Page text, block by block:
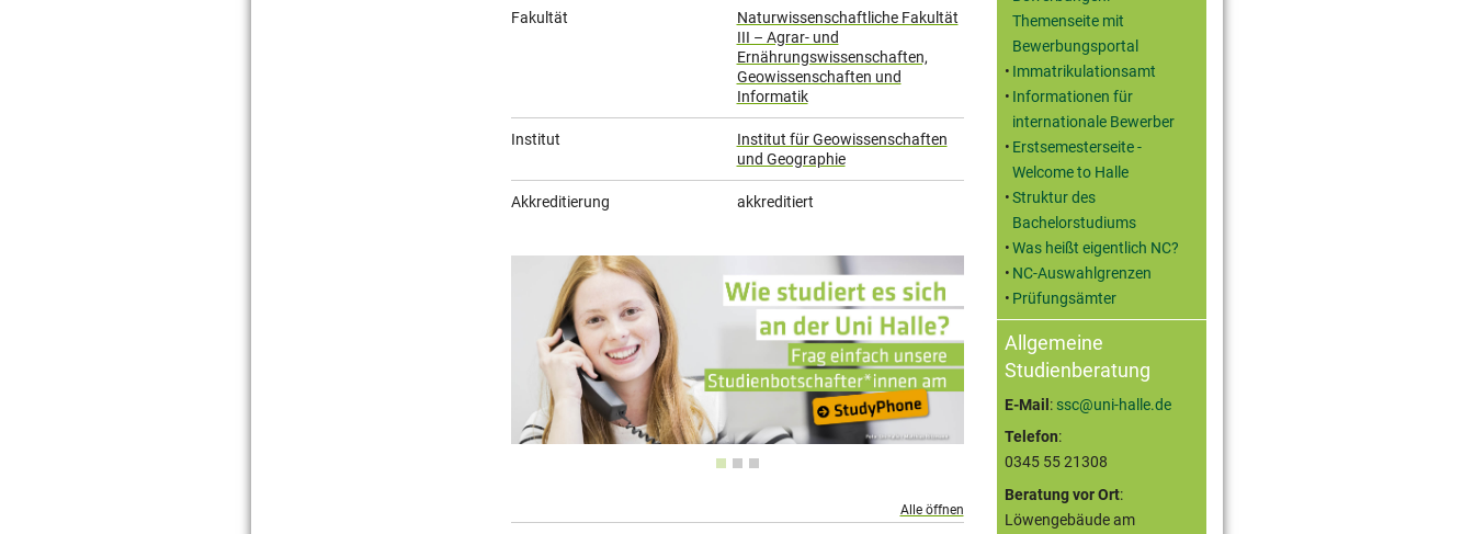
Fakultät
Naturwissenschaftliche Fakultät
III – Agrar- und
Ernährungswissenschaften,
Geowissenschaften und
Informatik
Institut
Institut für Geowissenschaften
und Geographie
Akkreditierung akkreditiert
Alle öffnen
Themenseite mit
Bewerbungsportal
Immatrikulationsamt
Informationen für
internationale Bewerber
Erstsemesterseite -
Welcome to Halle
Struktur des
Bachelorstudiums
Was heißt eigentlich NC?
NC-Auswahlgrenzen
Prüfungsämter
Allgemeine
Studienberatung
E-Mail : ssc@uni-halle.de
Telefon:
0345 55 21308
Beratung vor Ort:
Löwengebäude am